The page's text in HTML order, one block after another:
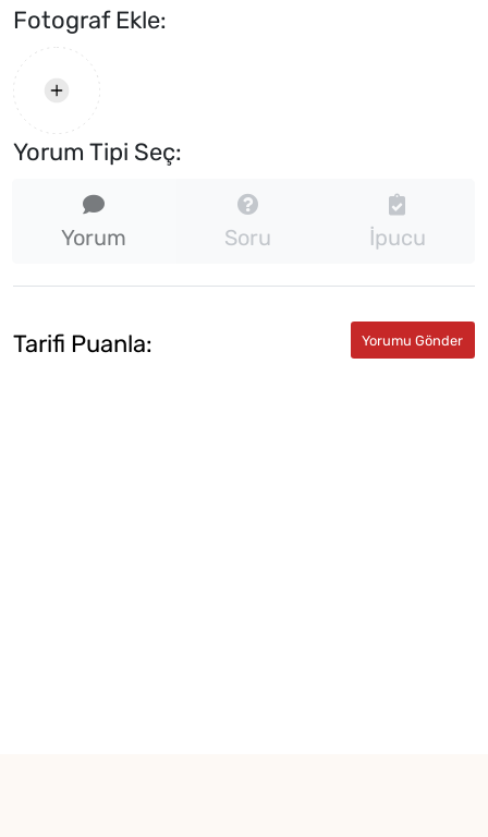
Fotograf Ekle:
Yorum Tipi Seç:
Yorum Soru İpucu
Tarifi Puanla: